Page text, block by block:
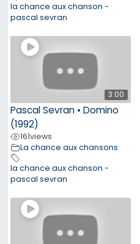
la chance aux chanson -
pascal sevran
3:00
Pascal Sevran • Domino
(1992)
161views
La chance aux chansons
la chance aux chanson -
pascal sevran